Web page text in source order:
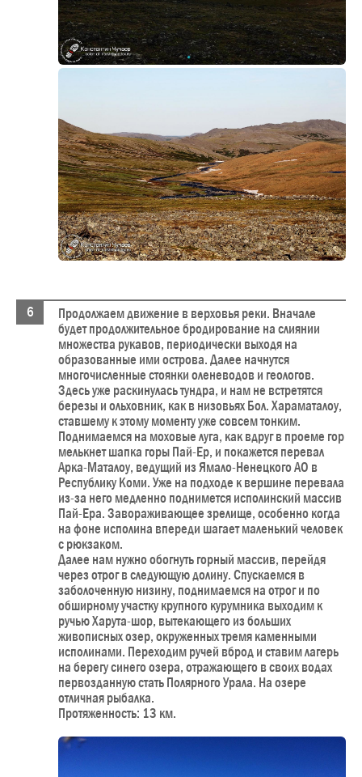
Продолжаем движение в верховья реки. Вначале
будет продолжительное бродирование на слиянии
множества рукавов, периодически выходя на
образованные ими острова. Далее начнутся
многочисленные стоянки оленеводов и геологов.
Здесь уже раскинулась тундра, и нам не встретятся
березы и ольховник, как в низовьях Бол. Хараматалоу,
ставшему к этому моменту уже совсем тонким.
Поднимаемся на моховые луга, как вдруг в проеме гор
мелькнет шапка горы Пай-Ер, и покажется перевал
Арка-Маталоу, ведущий из Ямало-Ненецкого АО в
Республику Коми. Уже на подходе к вершине перевала
из-за него медленно поднимется исполинский массив
Пай-Ера. Завораживающее зрелище, особенно когда
на фоне исполина впереди шагает маленький человек
с рюкзаком.
Далее нам нужно обогнуть горный массив, перейдя
через отрог в следующую долину. Спускаемся в
заболоченную низину, поднимаемся на отрог и по
обширному участку крупного курумника выходим к
ручью Харута-шор, вытекающего из больших
живописных озер, окруженных тремя каменными
исполинами. Переходим ручей вброд и ставим лагерь
на берегу синего озера, отражающего в своих водах
первозданную стать Полярного Урала. На озере
отличная рыбалка.
Протяженность: 13 км.